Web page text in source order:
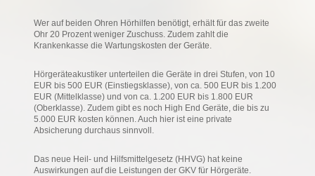
Wer auf beiden Ohren Hörhilfen benötigt, erhält für das zweite
Ohr 20 Prozent weniger Zuschuss. Zudem zahlt die
Krankenkasse die Wartungskosten der Geräte.
Hörgeräteakustiker unterteilen die Geräte in drei Stufen, von 10
EUR bis 500 EUR (Einstiegsklasse), von ca. 500 EUR bis 1.200
EUR (Mittelklasse) und von ca. 1.200 EUR bis 1.800 EUR
(Oberklasse). Zudem gibt es noch High End Geräte, die bis zu
5.000 EUR kosten können. Auch hier ist eine private
Absicherung durchaus sinnvoll.
Das neue Heil- und Hilfsmittelgesetz (HHVG) hat keine
Auswirkungen auf die Leistungen der GKV für Hörgeräte.